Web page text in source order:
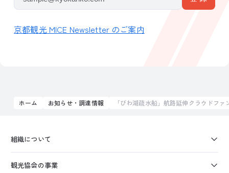
京都観光 MICE Newsletter のご案内
ホーム お知らせ・調達情報 「びわ湖疏水船」航路延伸クラウドフ
組織について
観光協会の事業